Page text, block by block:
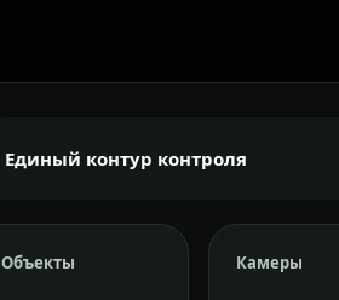
Единый контур контроля
Объекты Камеры